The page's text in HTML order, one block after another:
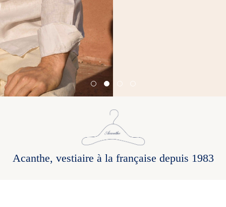
Acanthe, vestiaire à la française depuis 1983